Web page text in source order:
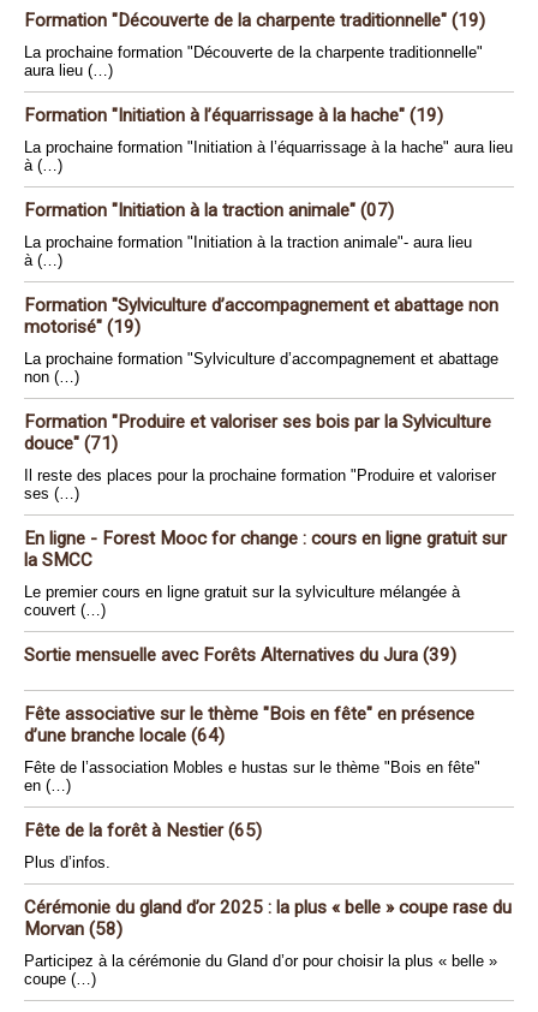
Formation "Découverte de la charpente traditionnelle" (19)
La prochaine formation "Découverte de la charpente traditionnelle"
aura lieu (…)
Formation "Initiation à l’équarrissage à la hache" (19)
La prochaine formation "Initiation à l’équarrissage à la hache" aura lieu
à (…)
Formation "Initiation à la traction animale" (07)
La prochaine formation "Initiation à la traction animale"- aura lieu
à (…)
Formation "Sylviculture d’accompagnement et abattage non
motorisé" (19)
La prochaine formation "Sylviculture d’accompagnement et abattage
non (…)
Formation "Produire et valoriser ses bois par la Sylviculture
douce" (71)
Il reste des places pour la prochaine formation "Produire et valoriser
ses (…)
En ligne - Forest Mooc for change : cours en ligne gratuit sur
la SMCC
Le premier cours en ligne gratuit sur la sylviculture mélangée à
couvert (…)
Sortie mensuelle avec Forêts Alternatives du Jura (39)
Fête associative sur le thème "Bois en fête" en présence
d’une branche locale (64)
Fête de l’association Mobles e hustas sur le thème "Bois en fête"
en (…)
Fête de la forêt à Nestier (65)
Plus d’infos.
Cérémonie du gland d’or 2025 : la plus « belle » coupe rase du
Morvan (58)
Participez à la cérémonie du Gland d’or pour choisir la plus « belle »
coupe (…)